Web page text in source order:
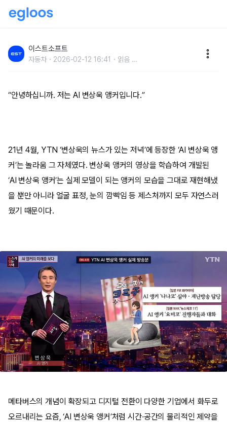
이스트소프트
자동차 2026-02-12 16:41 읽음 ...
“안녕하십니까. 저는 AI 변상욱 앵커입니다.”
21년 4월, YTN ‘변상욱의 뉴스가 있는 저녁’에 등장한 ‘AI 변상욱 앵
커’는 놀라움 그 자체였다. 변상욱 앵커의 영상을 학습하여 개발된
‘AI 변상욱 앵커’는 실제 모델이 되는 앵커의 모습을 그대로 재현해냈
을 뿐만 아니라 얼굴 표정, 눈의 깜빡임 등 제스처까지 모두 자연스러
웠기 때문이다.
메타버스의 개념이 확장되고 디지털 전환이 다양한 기업에서 화두로
오르내리는 요즘, ‘AI 변상욱 앵커’처럼 시간·공간의 물리적인 제약을